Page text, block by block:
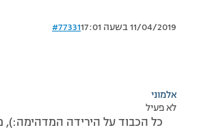
11/04/2019 בשעה 17:01 #77331
אלמוני
לא פעיל
כל הכבוד על הירידה